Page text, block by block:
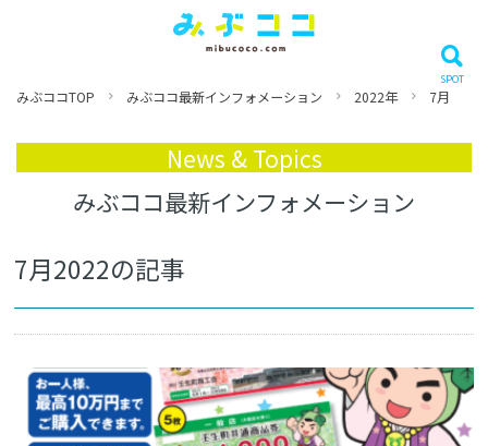
みぶココTOP みぶココ最新インフォメーション 2022年 7月
News & Topics
みぶココ最新インフォメーション
7月2022の記事